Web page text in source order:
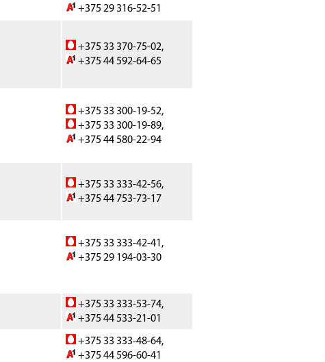
+375 29 316-52-51
+375 33 370-75-02,
+375 44 592-64-65
+375 33 300-19-52,
+375 33 300-19-89,
+375 44 580-22-94
+375 33 333-42-56,
+375 44 753-73-17
+375 33 333-42-41,
+375 29 194-03-30
+375 33 333-53-74,
+375 44 533-21-01
+375 33 333-48-64,
+375 44 596-60-41